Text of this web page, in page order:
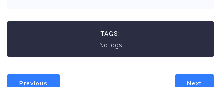
TAGS:
No tags
Previous Next